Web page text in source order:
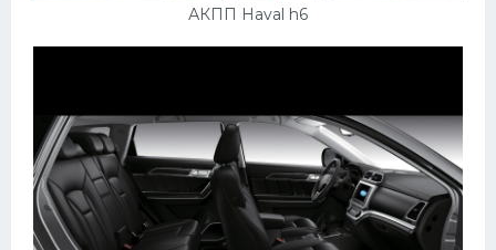
АКПП Haval h6